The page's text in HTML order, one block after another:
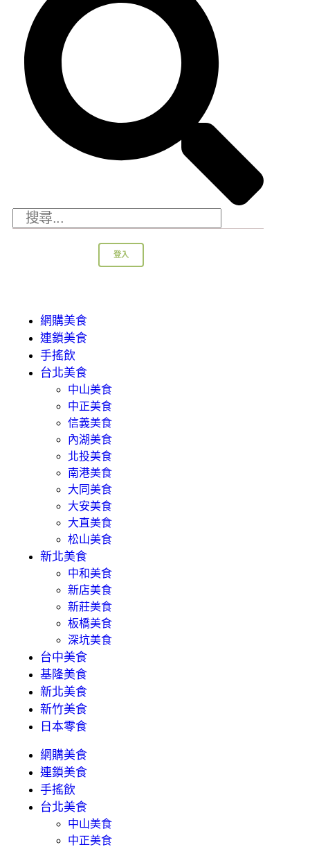
登入
網購美食
連鎖美食
手搖飲
台北美食
中山美食
中正美食
信義美食
內湖美食
北投美食
南港美食
大同美食
大安美食
大直美食
松山美食
新北美食
中和美食
新店美食
新莊美食
板橋美食
深坑美食
台中美食
基隆美食
新北美食
新竹美食
日本零食
網購美食
連鎖美食
手搖飲
台北美食
中山美食
中正美食